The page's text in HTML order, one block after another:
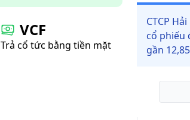
VCF
Trả cổ tức bằng tiền mặt
CTCP
cổ phiếu
gần